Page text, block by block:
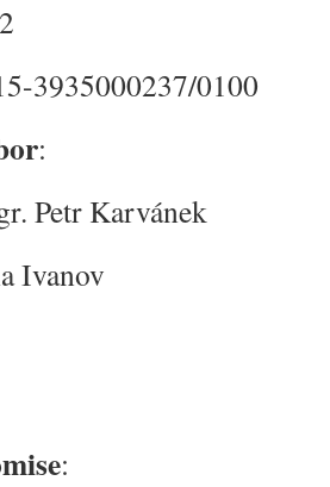
3935000237/0100
:
Petr Karvánek
Ivanov
: